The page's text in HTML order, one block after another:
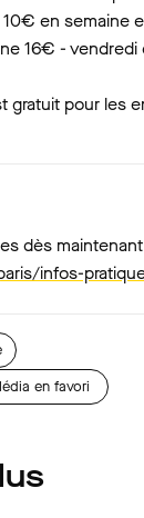
10€ en semaine
16€ - vendredi
gratuit pour les
dès
infos-
en favori